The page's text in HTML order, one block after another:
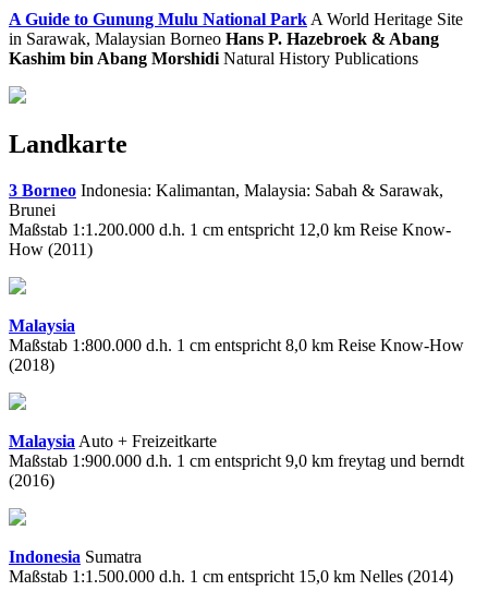
A Guide to Gunung Mulu National Park A World Heritage Site
in Sarawak, Malaysian Borneo Hans P. Hazebroek & Abang
Kashim bin Abang Morshidi Natural History Publications
Landkarte
3 Borneo Indonesia: Kalimantan, Malaysia: Sabah & Sarawak,
Brunei
Maßstab 1:1.200.000 d.h. 1 cm entspricht 12,0 km Reise Know-
How (2011)
Malaysia
Maßstab 1:800.000 d.h. 1 cm entspricht 8,0 km Reise Know-How
(2018)
Malaysia Auto + Freizeitkarte
Maßstab 1:900.000 d.h. 1 cm entspricht 9,0 km freytag und berndt
(2016)
Indonesia Sumatra
Maßstab 1:1.500.000 d.h. 1 cm entspricht 15,0 km Nelles (2014)